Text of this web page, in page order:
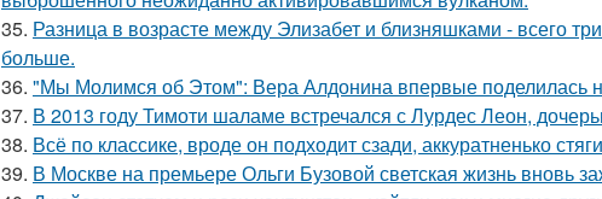
35. Разница в возрасте между Элизабет и близняшками - всего
больше.
36. "Мы Молимся об Этом": Вера Алдонина впервые поделилась
37. В 2013 году Тимоти шаламе встречался с Лурдес Леон,
38. Всё по классике, вроде он подходит сзади, аккуратненько
39. В Москве на премьере Ольги Бузовой светская жизнь вновь